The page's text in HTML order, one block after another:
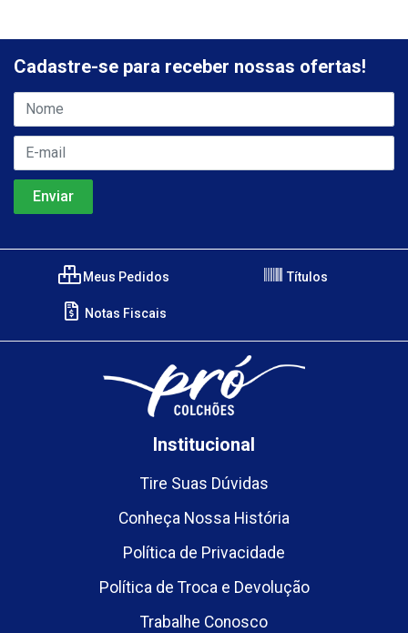
Cadastre-se para receber nossas ofertas!
Meus Pedidos Títulos
Notas Fiscais
Institucional
Tire Suas Dúvidas
Conheça Nossa História
Política de Privacidade
Política de Troca e Devolução
Trabalhe Conosco